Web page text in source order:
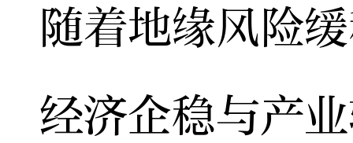
随着地缘风险
经济企稳与产